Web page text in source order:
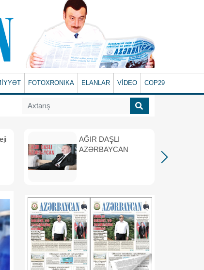
FOTOXRONIKA ELANLAR VİDEO COP29
AĞIR DAŞLI
AZƏRBAYCAN